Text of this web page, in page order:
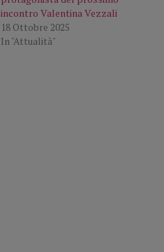
incontro Valentina Vezzali
18 Ottobre 2025
In "Attualità"